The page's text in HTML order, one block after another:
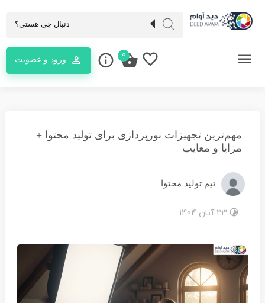
ورود و عضویت 0
مهم‌ترین تجهیزات نورپردازی برای تولید محتوا +
مزایا و معایب
تیم تولید محتوا
23 آبان 1404